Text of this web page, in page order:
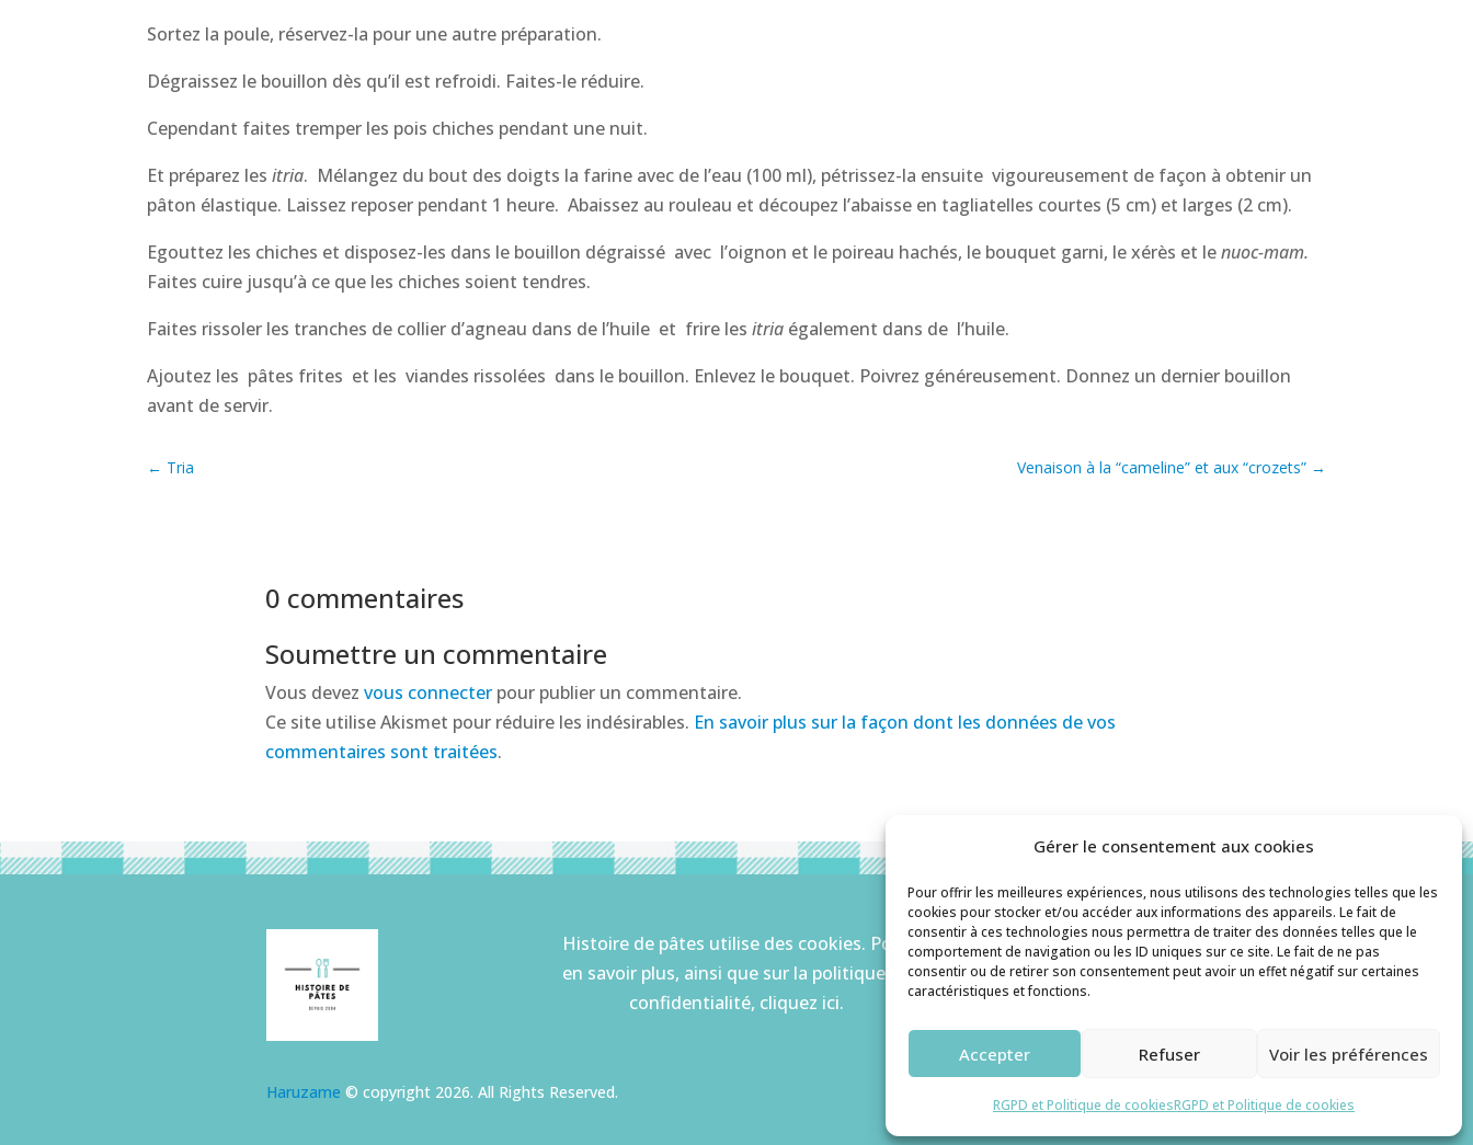
Gérer le consentement aux cookies
Pour offrir les meilleures expériences, nous utilisons des technologies telles que les
cookies pour stocker et/ou accéder aux informations des appareils. Le fait de
consentir à ces technologies nous permettra de traiter des données telles que le
comportement de navigation ou les ID uniques sur ce site. Le fait de ne pas
consentir ou de retirer son consentement peut avoir un effet négatif sur certaines
caractéristiques et fonctions.
Accepter Refuser Voir les préférences
RGPD et Politique de cookiesRGPD et Politique de cookies
Sortez la poule, réservez-la pour une autre préparation.
Dégraissez le bouillon dès qu’il est refroidi. Faites-le réduire.
Cependant faites tremper les pois chiches pendant une nuit.
Et préparez lesitria. Mélangez du bout des doigts la farine avec de l’eau (100 ml), pétrissez-la ensuite vigoureusement de façon à obtenir un
pâton élastique. Laissez reposer pendant 1 heure. Abaissez au rouleau et découpez l’abaisse en tagliatelles courtes (5 cm) et larges (2 cm).
Egouttez les chiches et disposez-les dans le bouillon dégraissé avec l’oignon et le poireau hachés, le bouquet garni, le xérès et lenuoc-mam.
Faites cuire jusqu’à ce que les chiches soient tendres.
Faites rissoler les tranches de collier d’agneau dans de l’huile et frire lesitria également dans de l’huile.
Ajoutez les pâtes frites et les viandes rissolées dans le bouillon. Enlevez le bouquet. Poivrez généreusement. Donnez un dernier bouillon
avant de servir.
← Tria Venaison à la “cameline” et aux “crozets”→
0 commentaires
Soumettre un commentaire
Vous devez vous connecterpour publier un commentaire.
Ce site utilise Akismet pour réduire les indésirables. En savoir plus sur la façon dont les données de vos
commentaires sont traitées.
Histoire de pâtes utilise des cookies. Pour
en savoir plus, ainsi que sur la politique de
confidentialité, cliquez ici.
Contact
histoiredepates@gmail.com
Haruzame © copyright 2026. All Rights Reserved.